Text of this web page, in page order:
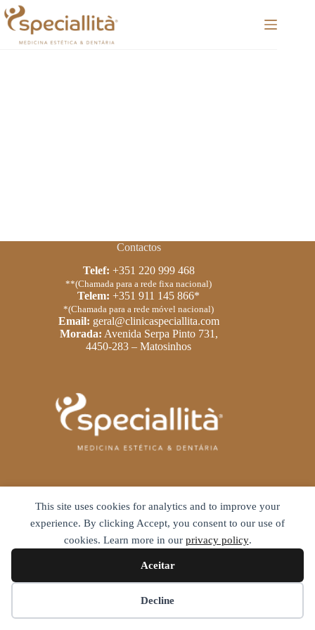
This site uses cookies for analytics and to improve your
experience. By clicking Accept, you consent to our use of
cookies. Learn more in our privacy policy.
Aceitar
Decline
Pular
para
conteúdo
Contactos
Telef: +351 220 999 468
**(Chamada para a rede fixa nacional)
Telem: +351 911 145 866*
*(Chamada para a rede móvel nacional)
Email: geral@clinicaspeciallita.com
Morada: Avenida Serpa Pinto 731,
4450-283 – Matosinhos
Política de privacidade
Termos e condições
Livro de reclamações
Pedir avaliação